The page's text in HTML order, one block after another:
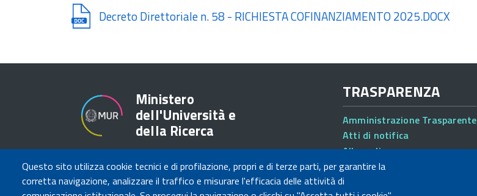
Questo sito utilizza cookie tecnici e di profilazione, propri e di terze parti, per garantire la
corretta navigazione, analizzare il traffico e misurare l'efficacia delle attività di
Document
Decreto Direttoriale n. 58 - RICHIESTA COFINANZIAMENTO 2025.DOCX
Ministero
dell'Università e
della Ricerca
TRASPARENZA
Amministrazione Trasparente
Atti di notifica
Albo online
Concorsi